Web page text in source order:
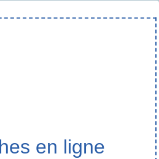
en ligne